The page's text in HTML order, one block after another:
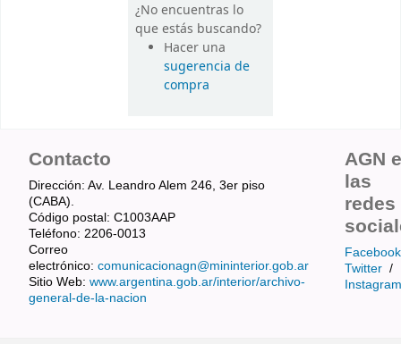
¿No encuentras lo
que estás buscando?
Hacer una
sugerencia de
compra
Contacto
Dirección: Av. Leandro Alem 246, 3er piso
(CABA).
Código postal: C1003AAP
Teléfono: 2206-0013
Correo
electrónico: comunicacionagn@mininterior.gob.ar
Sitio Web: www.argentina.gob.ar/interior/archivo-
general-de-la-nacion
AGN
las
redes
Facebook
Twitter /
Instagram